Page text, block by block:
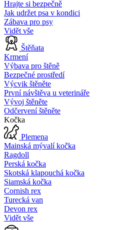
Hrajte si bezpečně
Jak udržet psa v kondici
Zábava pro psy
Vidět vše
Štěňata
Krmení
Výbava pro štěně
Bezpečné prostředí
Výcvik štěněte
První návštěva u veterináře
Vývoj štěněte
Odčervení štěněte
Kočka
Plemena
Mainská mývalí kočka
Ragdoll
Perská kočka
Skotská klapouchá kočka
Siamská kočka
Cornish rex
Turecká van
Devon rex
Vidět vše